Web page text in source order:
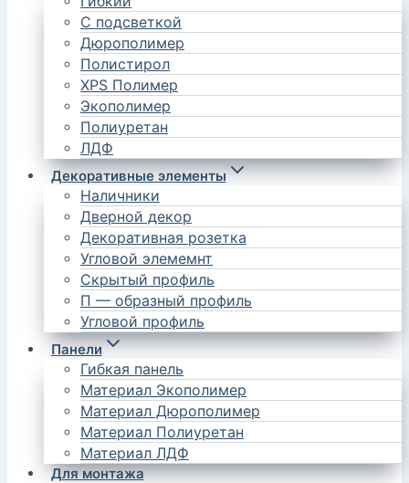
С подсветкой
Дюрополимер
Полистирол
XPS Полимер
Экополимер
Полиуретан
ЛДФ
Декоративные элементы
Наличники
Дверной декор
Декоративная розетка
Угловой элемемнт
Скрытый профиль
П — образный профиль
Угловой профиль
Панели
Гибкая панель
Материал Экополимер
Материал Дюрополимер
Материал Полиуретан
Материал ЛДФ
Для монтажа